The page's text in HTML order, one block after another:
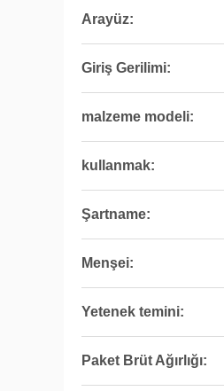
Arayüz:
Giriş Gerilimi:
malzeme modeli:
kullanmak:
Şartname:
Menşei:
Yetenek temini:
Paket Brüt Ağırlığı: